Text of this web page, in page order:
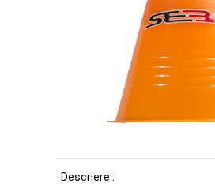
Descriere :